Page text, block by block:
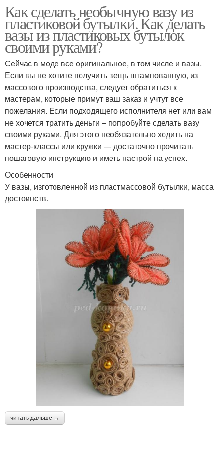
Как сделать необычную вазу из
пластиковой бутылки. Как делать
вазы из пластиковых бутылок
своими руками?
Сейчас в моде все оригинальное, в том числе и вазы.
Если вы не хотите получить вещь штампованную, из
массового производства, следует обратиться к
мастерам, которые примут ваш заказ и учтут все
пожелания. Если подходящего исполнителя нет или вам
не хочется тратить деньги – попробуйте сделать вазу
своими руками. Для этого необязательно ходить на
мастер-классы или кружки — достаточно прочитать
пошаговую инструкцию и иметь настрой на успех.
Особенности
У вазы, изготовленной из пластмассовой бутылки, масса
достоинств.
читать дальше →